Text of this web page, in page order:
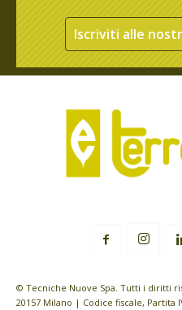
Iscriviti alle
© Tecniche Nuove Spa. Tutti i diritti
20157 Milano | Codice fiscale, Partita